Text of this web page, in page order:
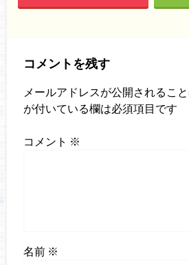
コメントを残す
メールアドレスが公開されること
が付いている欄は必須項目です
コメント ※
名前 ※